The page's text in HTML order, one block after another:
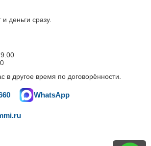
деньги сразу.
в другое время по договорённости.
WhatsApp